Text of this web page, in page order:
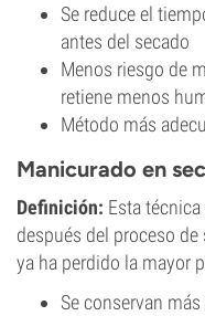
Se reduce el
antes del secado
Menos riesgo de
retiene menos
Método más
Manicurado en
Definición: Esta
después del proceso
ya ha perdido la mayor
Se conservan